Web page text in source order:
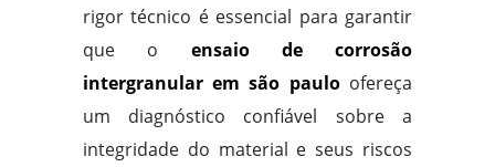
rigor técnico é essencial para garantir
que o ensaio de corrosão
intergranular em são pauloofereça
um diagnóstico confiável sobre a
integridade do material e seus riscos